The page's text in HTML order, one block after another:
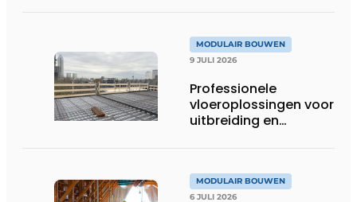
MODULAIR BOUWEN
9 JULI 2026
Professionele
vloeroplossingen voor
uitbreiding en
MODULAIR BOUWEN
6 JULI 2026